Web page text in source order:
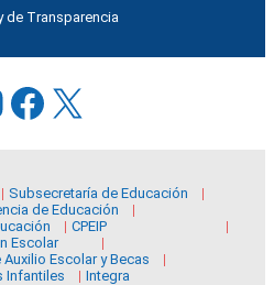
de Transparencia
Facebook
X
Subsecretaría de Educación
de Educación
CPEIP
Escolar
Escolar y Becas
Infantiles
Integra